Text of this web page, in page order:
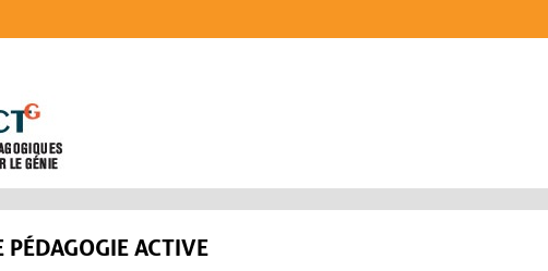
PÉDAGOGIE ACTIVE